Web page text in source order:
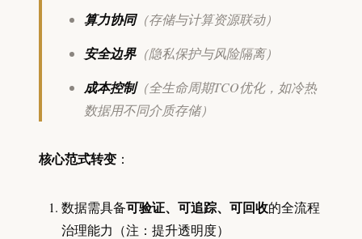
算力协同（存储与计算资源联动）
安全边界（隐私保护与风险隔离）
成本控制（全生命周期TCO优化，如冷热
数据用不同介质存储）
核心范式转变 ：
数据需具备可验证、可追踪、可回收的全流程
治理能力（注：提升透明度）